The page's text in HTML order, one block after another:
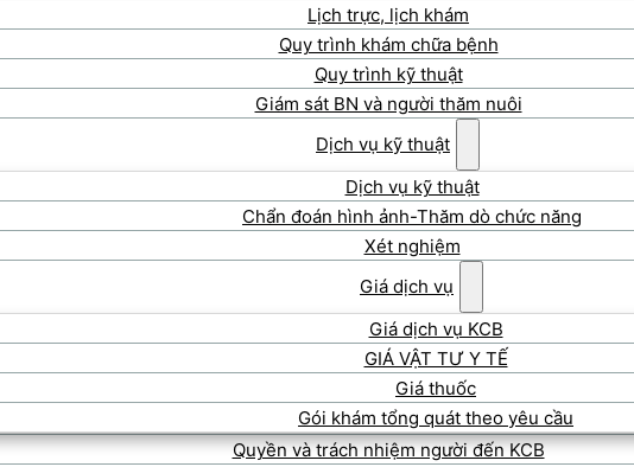
Lịch trực, lịch khám
Quy trình khám chữa bệnh
Quy trình kỹ thuật
Giám sát BN và người thăm nuôi
Dịch vụ kỹ thuật
Dịch vụ kỹ thuật
Chẩn đoán hình ảnh-Thăm dò chức năng
Xét nghiệm
Giá dịch vụ
Giá dịch vụ KCB
GIÁ VẬT TƯ Y TẾ
Giá thuốc
Gói khám tổng quát theo yêu cầu
Quyền và trách nhiệm người đến KCB